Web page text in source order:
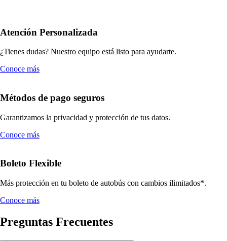
Atención Personalizada
¿Tienes dudas? Nuestro equipo está listo para ayudarte.
Conoce más
Métodos de pago seguros
Garantizamos la privacidad y protección de tus datos.
Conoce más
Boleto Flexible
Más protección en tu boleto de autobús con cambios ilimitados*.
Conoce más
Preguntas Frecuentes